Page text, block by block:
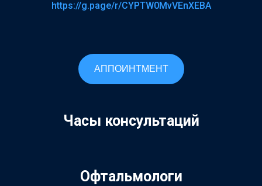
https://g.page/r/CYPTW0MvVEnXEBA
АППОИНТМЕНТ
Часы консультаций
Офтальмологи